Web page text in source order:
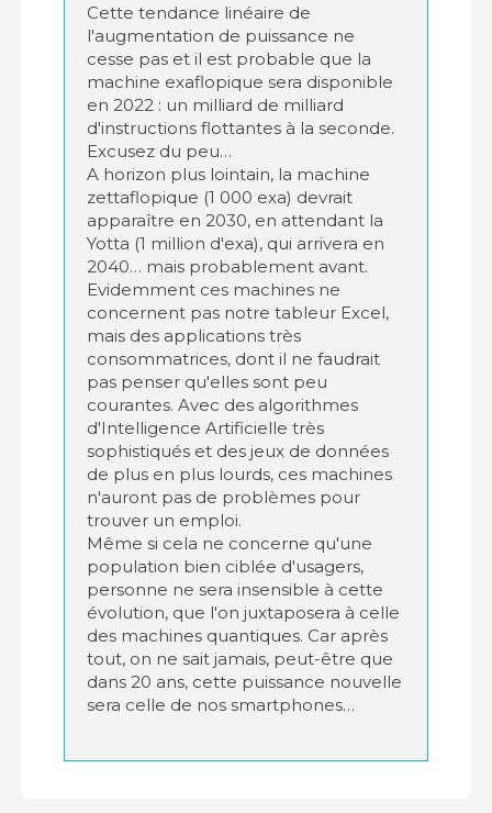
Cette tendance linéaire de
l'augmentation de puissance ne
cesse pas et il est probable que la
machine exaflopique sera disponible
en 2022 : un milliard de milliard
d'instructions flottantes à la seconde.
Excusez du peu…
A horizon plus lointain, la machine
zettaflopique (1 000 exa) devrait
apparaître en 2030, en attendant la
Yotta (1 million d'exa), qui arrivera en
2040… mais probablement avant.
Evidemment ces machines ne
concernent pas notre tableur Excel,
mais des applications très
consommatrices, dont il ne faudrait
pas penser qu'elles sont peu
courantes. Avec des algorithmes
d'Intelligence Artificielle très
sophistiqués et des jeux de données
de plus en plus lourds, ces machines
n'auront pas de problèmes pour
trouver un emploi.
Même si cela ne concerne qu'une
population bien ciblée d'usagers,
personne ne sera insensible à cette
évolution, que l'on juxtaposera à celle
des machines quantiques. Car après
tout, on ne sait jamais, peut-être que
dans 20 ans, cette puissance nouvelle
sera celle de nos smartphones…